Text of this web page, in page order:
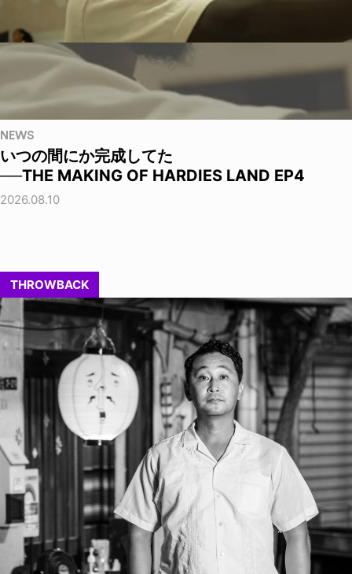
NEWS
いつの間にか完成してた
──THE MAKING OF HARDIES LAND EP4
2026.08.10
THROWBACK